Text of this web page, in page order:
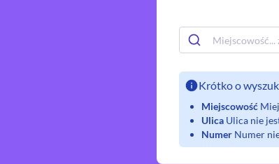
Krótko o
Miejscowość
Ulica Ulica nie
Numer Numer